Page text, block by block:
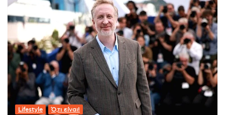
Lifestyle Ό,τι είναι!